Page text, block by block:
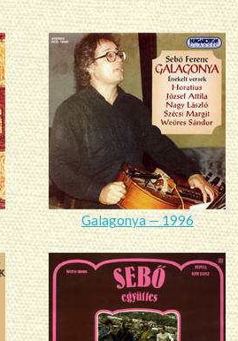
Galagonya — 1996